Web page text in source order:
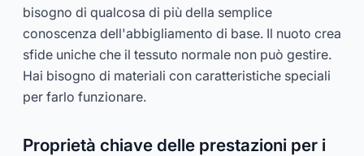
bisogno di qualcosa di più della semplice
conoscenza dell'abbigliamento di base. Il nuoto crea
sfide uniche che il tessuto normale non può gestire.
Hai bisogno di materiali con caratteristiche speciali
per farlo funzionare.
Proprietà chiave delle prestazioni per i